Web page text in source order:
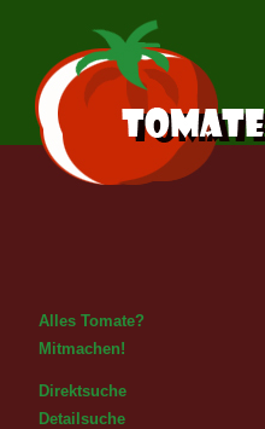
Alles Tomate?
Mitmachen!
Direktsuche
Detailsuche